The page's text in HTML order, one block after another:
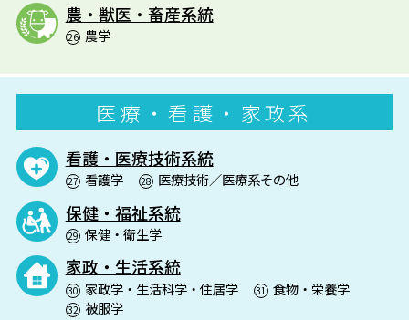
農・獣医・畜産系統
26 農学
医療・看護・家政系
看護・医療技術系統
27 看護学 28 医療技術／医療系その他
保健・福祉系統
29 保健・衛生学
家政・生活系統
30 家政学・生活科学・住居学 31 食物・栄養学
32 被服学